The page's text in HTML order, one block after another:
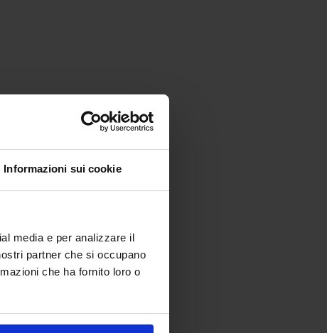
Informazioni sui cookie
media e per analizzare il
partner che si occupano
che ha fornito loro o